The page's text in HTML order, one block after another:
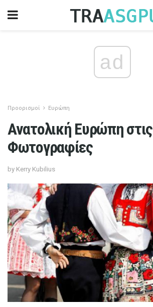
ad
Προορισμοί Ευρώπη
Ανατολική Ευρώπη στις
Φωτογραφίες
by Kerry Kubilius